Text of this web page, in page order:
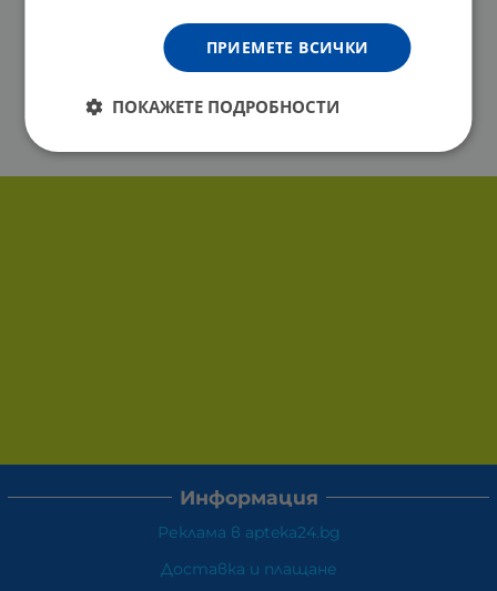
Информация
Реклама в apteka24.bg
Доставка и плащане
ПРИЕМЕТЕ ВСИЧКИ
ПОКАЖЕТЕ ПОДРОБНОСТИ